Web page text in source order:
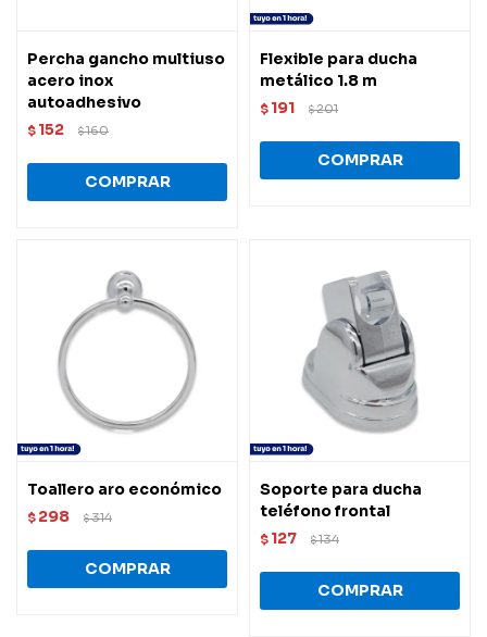
Percha gancho multiuso
acero inox
autoadhesivo
$ 152 $160
Flexible para ducha
metálico 1.8 m
$ 191 $201
Toallero aro económico
$ 298 $314
Soporte para ducha
teléfono frontal
$ 127 $134